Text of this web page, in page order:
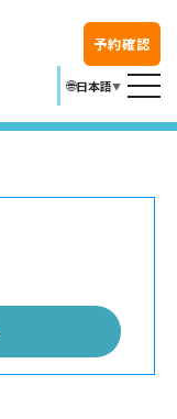
予約確認
🌐日本語▼